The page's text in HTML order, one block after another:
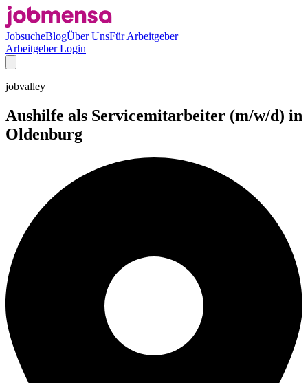
JobsucheBlogÜber UnsFür Arbeitgeber
Arbeitgeber Login
jobvalley
Aushilfe als Servicemitarbeiter (m/w/d) in
Oldenburg